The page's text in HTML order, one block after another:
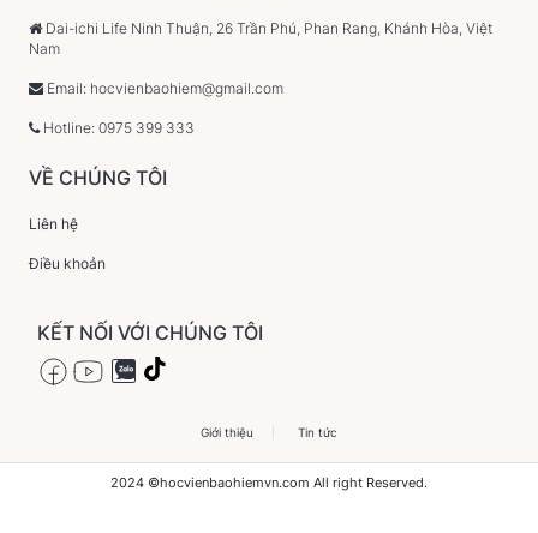
Dai-ichi Life Ninh Thuận, 26 Trần Phú, Phan Rang, Khánh Hòa, Việt
Nam
Email: hocvienbaohiem@gmail.com
Hotline: 0975 399 333
VỀ CHÚNG TÔI
Liên hệ
Điều khoản
KẾT NỐI VỚI CHÚNG TÔI
Giới thiệu Tin tức
2024 ©hocvienbaohiemvn.com All right Reserved.